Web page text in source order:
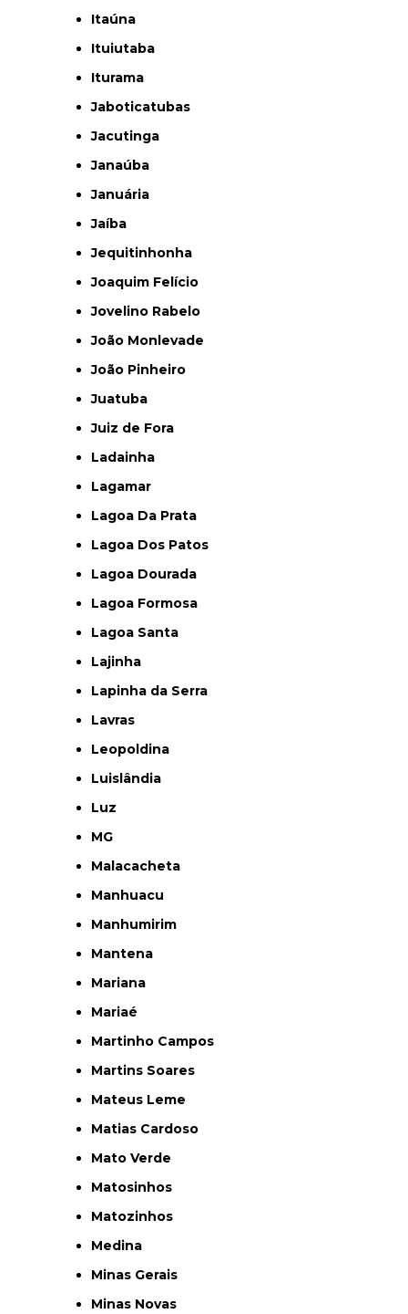
Itaúna
Ituiutaba
Iturama
Jaboticatubas
Jacutinga
Janaúba
Januária
Jaíba
Jequitinhonha
Joaquim Felício
Jovelino Rabelo
João Monlevade
João Pinheiro
Juatuba
Juiz de Fora
Ladainha
Lagamar
Lagoa Da Prata
Lagoa Dos Patos
Lagoa Dourada
Lagoa Formosa
Lagoa Santa
Lajinha
Lapinha da Serra
Lavras
Leopoldina
Luislândia
Luz
MG
Malacacheta
Manhuacu
Manhumirim
Mantena
Mariana
Mariaé
Martinho Campos
Martins Soares
Mateus Leme
Matias Cardoso
Mato Verde
Matosinhos
Matozinhos
Medina
Minas Gerais
Minas Novas